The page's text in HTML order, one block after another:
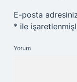
E-posta
* ile
Yorum